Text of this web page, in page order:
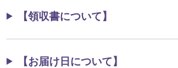
【領収書について】
【お届け日について】